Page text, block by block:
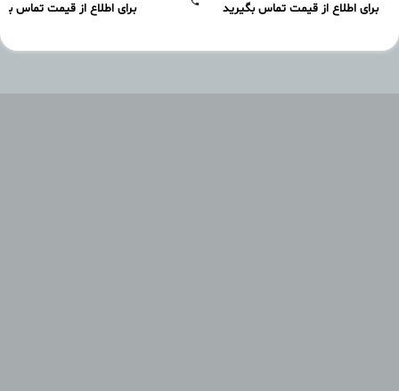
برای اطلاع از قیمت تماس بگیرید برای اطلاع از قیمت تماس